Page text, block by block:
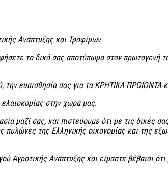
Ανάπτυξης και Τροφίμων.
το δικό σας αποτύπωμα στον πρωτογενή
την ευαισθησία σας για τα ΚΡΗΤΙΚΑ
στην χώρα μας.
μαζί σας, και πιστεύουμε ότι με τις δικές
πυλώνες της Ελληνικής οικονομίας και της
Αγροτικής Ανάπτυξης και είμαστε βέβαιοι